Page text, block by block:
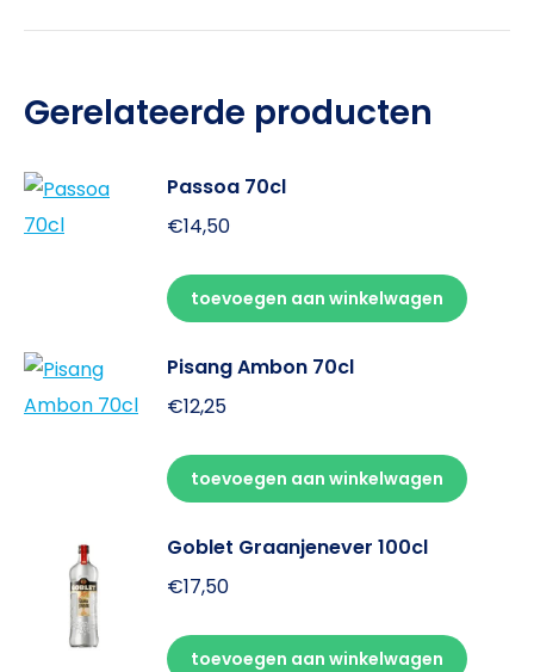
Gerelateerde producten
Passoa 70cl
€14,50
toevoegen aan winkelwagen
Pisang Ambon 70cl
€12,25
toevoegen aan winkelwagen
Goblet Graanjenever 100cl
€17,50
toevoegen aan winkelwagen